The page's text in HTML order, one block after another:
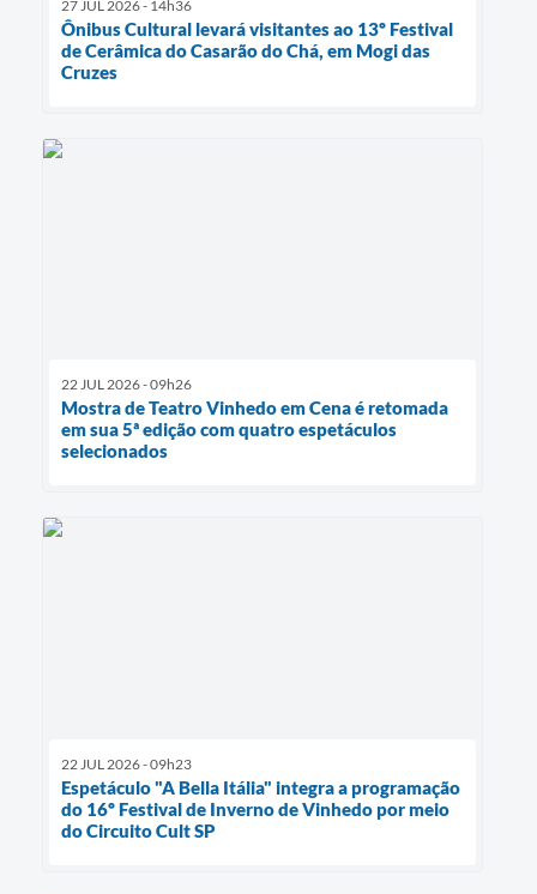
27 JUL 2026 - 14h36
Ônibus Cultural levará visitantes ao 13º Festival
de Cerâmica do Casarão do Chá, em Mogi das
Cruzes
22 JUL 2026 - 09h26
Mostra de Teatro Vinhedo em Cena é retomada
em sua 5ª edição com quatro espetáculos
selecionados
22 JUL 2026 - 09h23
Espetáculo "A Bella Itália" integra a programação
do 16º Festival de Inverno de Vinhedo por meio
do Circuito Cult SP